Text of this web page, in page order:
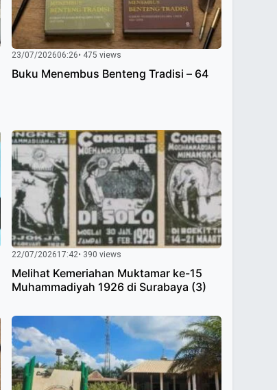
23/07/202606:26• 475 views
Buku Menembus Benteng Tradisi – 64
22/07/202617:42• 390 views
Melihat Kemeriahan Muktamar ke-15
Muhammadiyah 1926 di Surabaya (3)